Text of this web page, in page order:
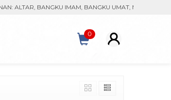
ALTAR, BANGKU IMAM, BANGKU UMAT, MONSTRAN,
0